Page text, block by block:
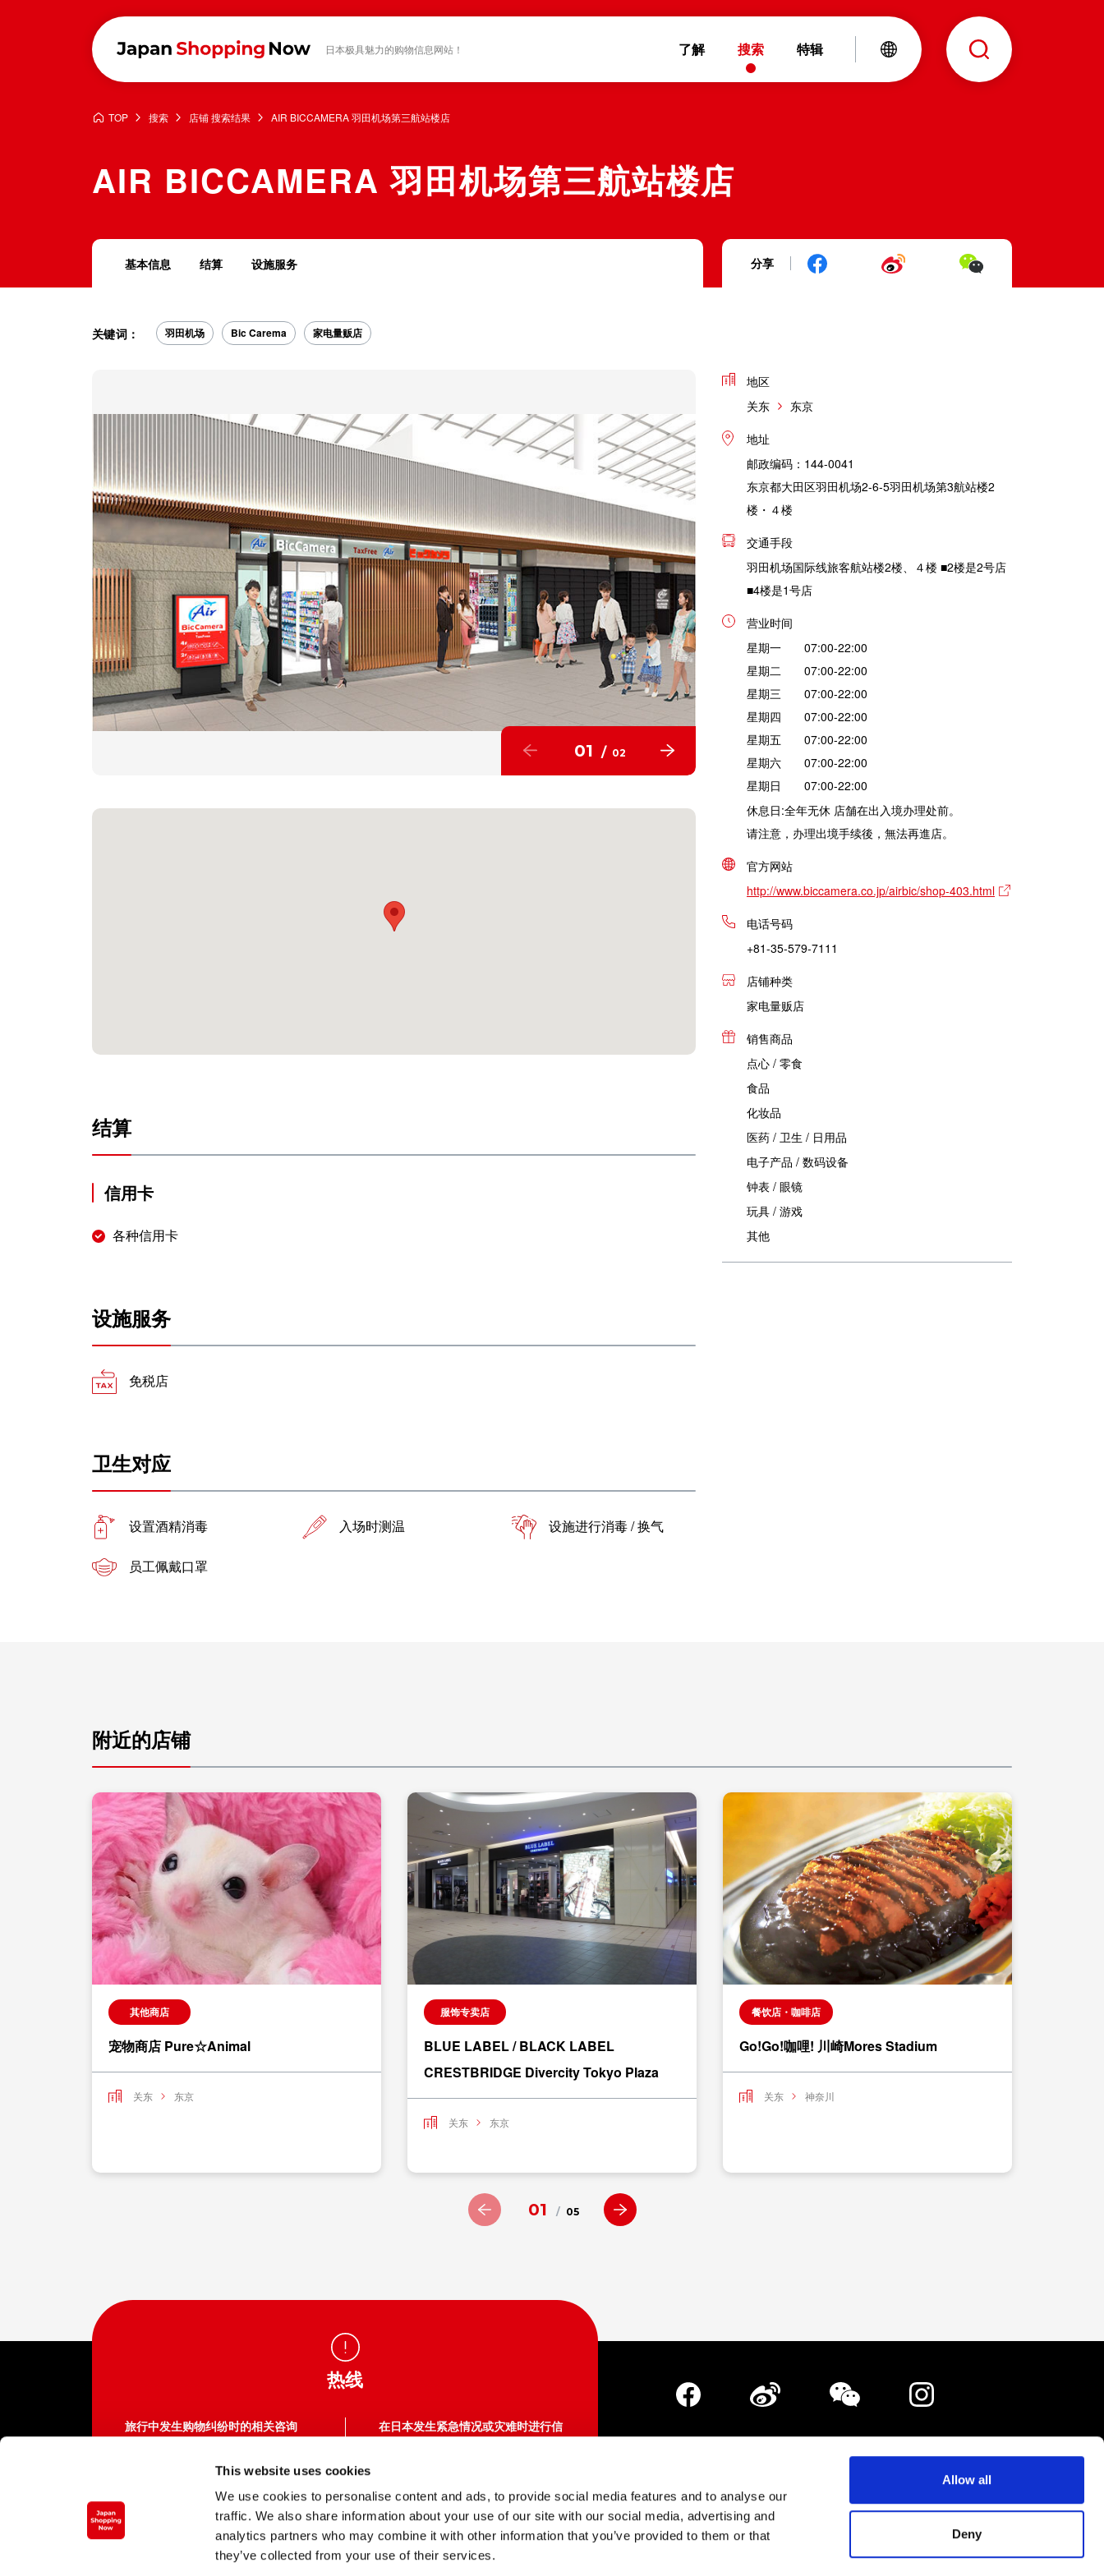
This website uses cookies
We use cookies to personalise content and ads, to provide social media features and to analyse our
traffic. We also share information about your use of our site with our social media, advertising and
analytics partners who may combine it with other information that you’ve provided to them or that
they’ve collected from your use of their services.
Allow all
Deny
日本极具魅力的购物信息网站！ 了解 搜索 特辑
TOP 搜索 店铺 搜索结果 AIR BICCAMERA 羽田机场第三航站楼店
AIR BICCAMERA 羽田机场第三航站楼店
基本信息 结算 设施服务
关键词： 羽田机场 Bic Carema 家电量贩店
01 / 02
分享
地区
关东
东京
地址
邮政编码：144-0041
东京都大田区羽田机场2-6-5羽田机场第3航站楼2
楼・４楼
交通手段
羽田机场国际线旅客航站楼2楼、４楼 ■2楼是2号店
■4楼是1号店
营业时间
星期一 07:00-22:00
星期二 07:00-22:00
星期三 07:00-22:00
星期四 07:00-22:00
星期五 07:00-22:00
星期六 07:00-22:00
星期日 07:00-22:00
休息日:全年无休 店舗在出入境办理处前。
请注意，办理出境手续後，無法再進店。
官方网站
http://www.biccamera.co.jp/airbic/shop-403.html
电话号码
+81-35-579-7111
店铺种类
家电量贩店
销售商品
点心 / 零食
食品
化妆品
医药 / 卫生 / 日用品
电子产品 / 数码设备
钟表 / 眼镜
玩具 / 游戏
其他
结算
信用卡
各种信用卡
设施服务
免税店
卫生对应
设置酒精消毒 入场时测温 设施进行消毒 / 换气
员工佩戴口罩
附近的店铺
其他商店
宠物商店 Pure☆Animal
关东 东京
服饰专卖店
BLUE LABEL / BLACK LABEL
CRESTBRIDGE Divercity Tokyo Plaza
关东 东京
餐饮店・咖啡店
Go!Go!咖哩! 川崎Mores Stadium
关东 神奈川
01 / 05
热线
旅行中发生购物纠纷时的相关咨询
03-5449-0906（日本国内）
这里不是提供各种服务企业的电话号码。
致电服务中心需支付通话费。
平日 10:00 ～ 16:00（周六、周日、节假日
及12/29 ～1/3 除外）
在日本发生紧急情况或灾难时进行信
息确认、咨询
050-3816-2787（日本国内）
365天24小时
https://www.japan.travel/en/plan
隐私政策
网站地图
Copyright © Japan Shopping Now Project Team. All Rights Reserved.